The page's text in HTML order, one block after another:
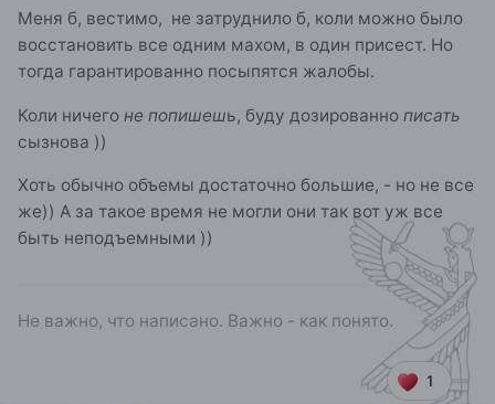
Меня б, вестимо, не затруднило б, коли можно было
восстановить все одним махом, в один присест. Но
тогда гарантированно посыпятся жалобы.
Коли ничего не попишешь, буду дозированно писать
сызнова ))
Хоть обычно объемы достаточно большие, - но не все
же)) А за такое время не могли они так вот уж все
быть неподъемными ))
1
Не важно, что написано. Важно - как понято.